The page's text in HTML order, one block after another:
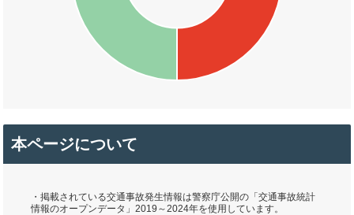
本ページについて
・掲載されている交通事故発生情報は警察庁公開の「交通事故統計
情報のオープンデータ」2019～2024年を使用しています。